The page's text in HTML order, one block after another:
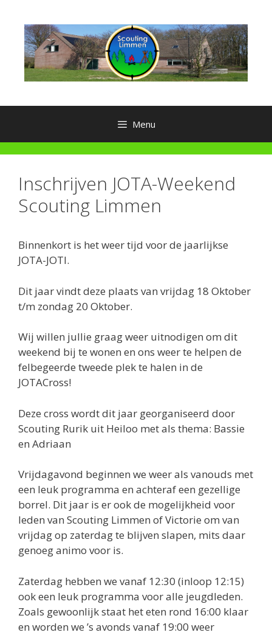
inhoud
Menu
Inschrijven JOTA-Weekend
Scouting Limmen
Binnenkort is het weer tijd voor de jaarlijkse
JOTA-JOTI.
Dit jaar vindt deze plaats van vrijdag 18 Oktober
t/m zondag 20 Oktober.
Wij willen jullie graag weer uitnodigen om dit
weekend bij te wonen en ons weer te helpen de
felbegeerde tweede plek te halen in de
JOTACross!
Deze cross wordt dit jaar georganiseerd door
Scouting Rurik uit Heiloo met als thema: Bassie
en Adriaan
Vrijdagavond beginnen we weer als vanouds met
een leuk programma en achteraf een gezellige
borrel. Dit jaar is er ook de mogelijkheid voor
leden van Scouting Limmen of Victorie om van
vrijdag op zaterdag te blijven slapen, mits daar
genoeg animo voor is.
Zaterdag hebben we vanaf 12:30 (inloop 12:15)
ook een leuk programma voor alle jeugdleden.
Zoals gewoonlijk staat het eten rond 16:00 klaar
en worden we ’s avonds vanaf 19:00 weer